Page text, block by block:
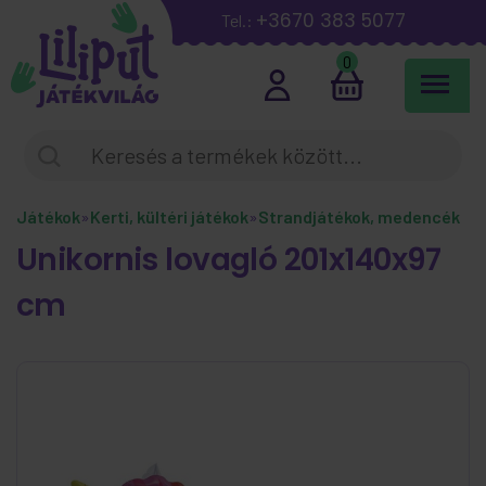
Tel.: +3670 383 5077
0
Játékok»Kerti, kültéri játékok»Strandjátékok, medencék
Unikornis lovagló 201x140x97
cm